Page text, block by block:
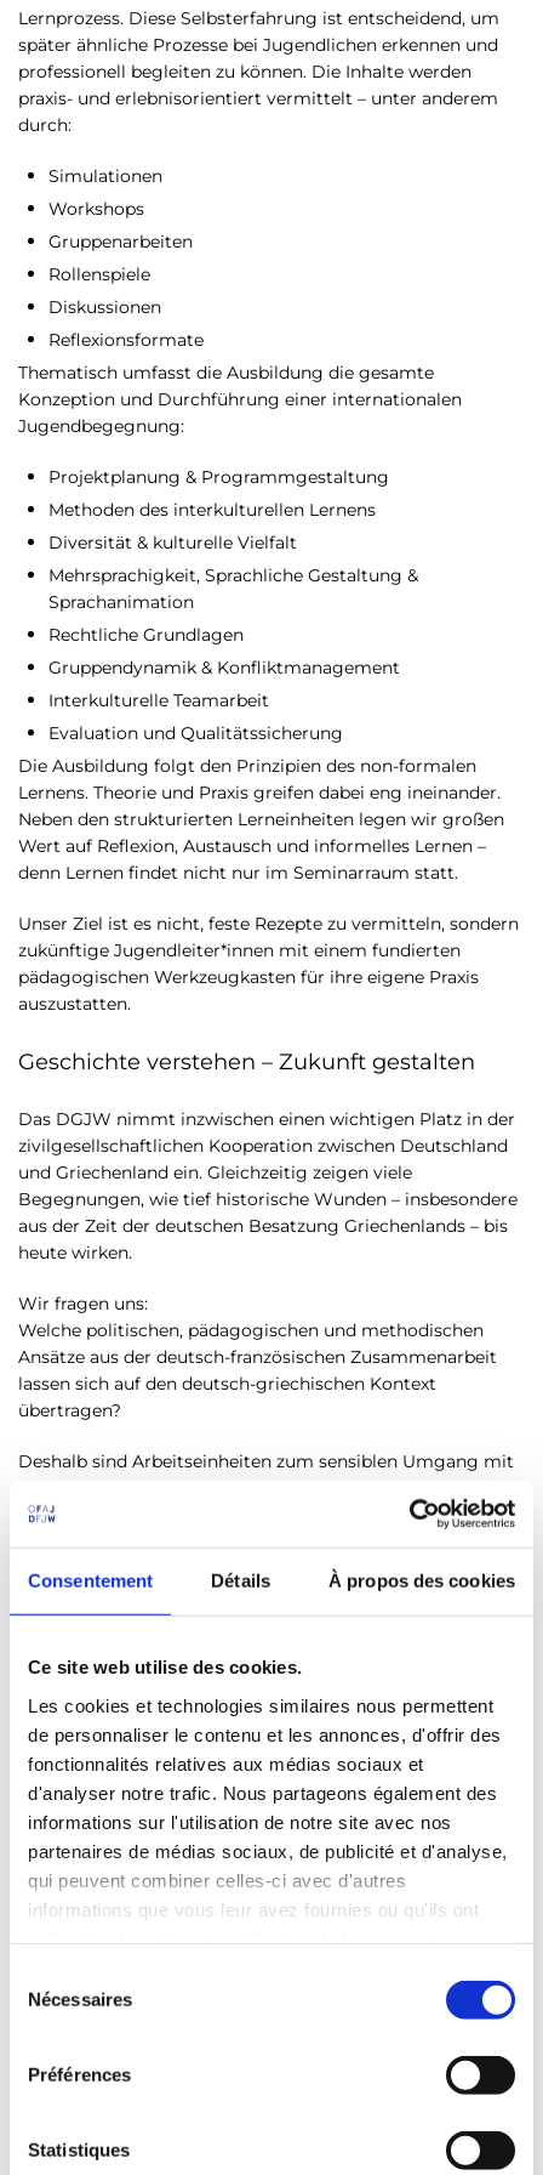
Consentement Détails À propos des cookies
Ce site web utilise des cookies.
Les cookies et technologies similaires nous permettent
de personnaliser le contenu et les annonces, d'offrir des
fonctionnalités relatives aux médias sociaux et
d'analyser notre trafic. Nous partageons également des
informations sur l'utilisation de notre site avec nos
partenaires de médias sociaux, de publicité et d'analyse,
qui peuvent combiner celles-ci avec d'autres
informations que vous leur avez fournies ou qu'ils ont
Nécessaires
Préférences
Statistiques
Lernprozess. Diese Selbsterfahrung ist entscheidend, um
später ähnliche Prozesse bei Jugendlichen erkennen und
professionell begleiten zu können. Die Inhalte werden
praxis- und erlebnisorientiert vermittelt – unter anderem
durch:
Simulationen
Workshops
Gruppenarbeiten
Rollenspiele
Diskussionen
Reflexionsformate
Thematisch umfasst die Ausbildung die gesamte
Konzeption und Durchführung einer internationalen
Jugendbegegnung:
Projektplanung & Programmgestaltung
Methoden des interkulturellen Lernens
Diversität & kulturelle Vielfalt
Mehrsprachigkeit, Sprachliche Gestaltung &
Sprachanimation
Rechtliche Grundlagen
Gruppendynamik & Konfliktmanagement
Interkulturelle Teamarbeit
Evaluation und Qualitätssicherung
Die Ausbildung folgt den Prinzipien des non-formalen
Lernens. Theorie und Praxis greifen dabei eng ineinander.
Neben den strukturierten Lerneinheiten legen wir großen
Wert auf Reflexion, Austausch und informelles Lernen –
denn Lernen findet nicht nur im Seminarraum statt.
Unser Ziel ist es nicht, feste Rezepte zu vermitteln, sondern
zukünftige Jugendleiter*innen mit einem fundierten
pädagogischen Werkzeugkasten für ihre eigene Praxis
auszustatten.
Geschichte verstehen – Zukunft gestalten
Das DGJW nimmt inzwischen einen wichtigen Platz in der
zivilgesellschaftlichen Kooperation zwischen Deutschland
und Griechenland ein. Gleichzeitig zeigen viele
Begegnungen, wie tief historische Wunden – insbesondere
aus der Zeit der deutschen Besatzung Griechenlands – bis
heute wirken.
Wir fragen uns:
Welche politischen, pädagogischen und methodischen
Ansätze aus der deutsch-französischen Zusammenarbeit
lassen sich auf den deutsch-griechischen Kontext
übertragen?
Deshalb sind Arbeitseinheiten zum sensiblen Umgang mit
Zertifikate
das Zertifikat für interkulturelle Jugendleiter*innen in
erwerben.
Da zwei Personen des Ausbildungsteams zudem
zertifizierte Sprachanimationsausbilder*innen sind, besteht
bei entsprechender Eignung zusätzlich die Möglichkeit, das
Zertifikat für Sprachanimateur*innen in deutsch-
französischen Jugendbegegnungen zu erhalten.
Zertifizierte Teamer*innen können sich in die offizielle
DFJW-Datenbank eintragen lassen und bei Bedarf an
Informationen und umfassende Dokumentationen in
Modalité d’inscription